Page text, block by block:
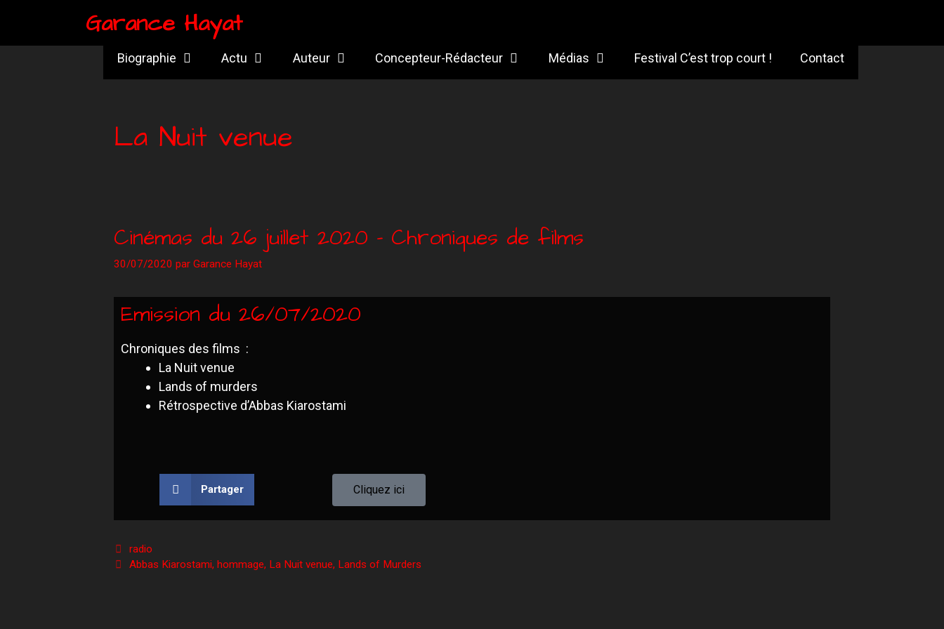
Garance Hayat
Biographie Actu Auteur Concepteur-Rédacteur Médias Festival C’est trop court ! Contact
La Nuit venue
Cinémas du 26 juillet 2020 – Chroniques de films
30/07/2020 par Garance Hayat
Emission du 26/07/2020
Chroniques des films :
La Nuit venue
Lands of murders
Rétrospective d’Abbas Kiarostami
Partager Cliquez ici
radio
Abbas Kiarostami,hommage, La Nuit venue, Lands of Murders